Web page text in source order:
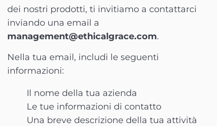
dei nostri prodotti, ti invitiamo a contattarci
inviando una email a
management@ethicalgrace.com.
Nella tua email, includi le seguenti
informazioni:
Il nome della tua azienda
Le tue informazioni di contatto
Una breve descrizione della tua attività